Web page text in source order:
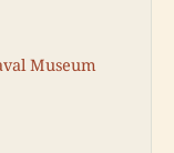
Museum